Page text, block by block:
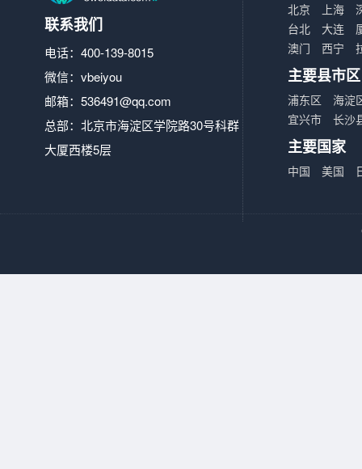
联系我们
电话：400-139-8015
微信：vbeiyou
邮箱： 536491@qq.com
总部：北京市海淀区学院路30号科群
大厦西楼5层
北京 上海
台北
大连
澳门
西宁
主要县市区
浦东区
海淀
宜兴市
长沙
主要国家
中国 美国